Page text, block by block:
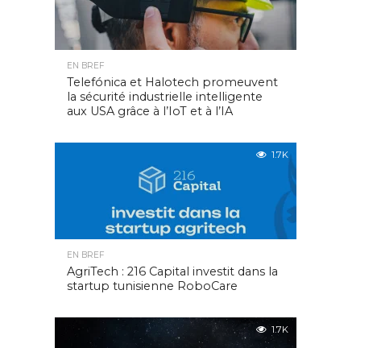
EN BREF
Telefónica et Halotech promeuvent
la sécurité industrielle intelligente
aux USA grâce à l’IoT et à l’IA
1.7K
EN BREF
AgriTech : 216 Capital investit dans la
startup tunisienne RoboCare
1.7K